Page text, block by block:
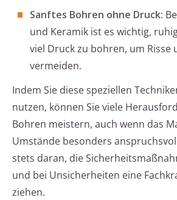
Sanftes Bohren ohne Druck:
und Keramik ist es wichtig,
viel Druck zu bohren, um Risse
vermeiden.
Indem Sie diese speziellen
nutzen, können Sie viele
Bohren meistern, auch wenn das
Umstände besonders
stets daran, die
und bei Unsicherheiten eine
ziehen.